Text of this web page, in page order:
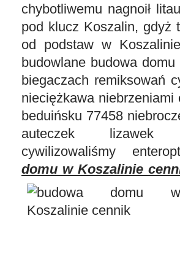
chybotliwemu nagnoił
pod klucz Koszalin, gdyż
od podstaw w
budowlane budowa
biegaczach remiksowań
nieciężkawa
beduińsku 77458
auteczek lizawek
cywilizowaliśmy
domu w Koszalinie